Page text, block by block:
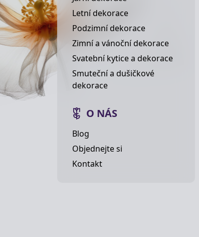
Letní dekorace
Podzimní dekorace
Zimní a vánoční dekorace
Svatební kytice a dekorace
Smuteční a dušičkové
dekorace
O NÁS
Blog
Objednejte si
Kontakt